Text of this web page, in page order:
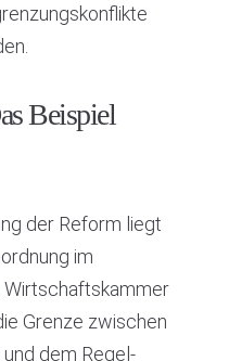
Beispiel
der Reform liegt
im
Wirtschaftskammer
Grenze zwischen
dem Regel-